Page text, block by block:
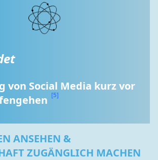
von Social Media kurz vor
[5]
ANSEHEN &
ZUGÄNGLICH MACHEN